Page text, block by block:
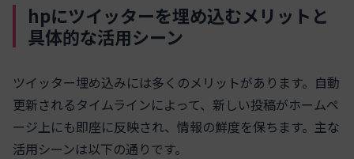
hpにツイッターを埋め込むメリットと
具体的な活用シーン
ツイッター埋め込みには多くのメリットがあります。自動
更新されるタイムラインによって、新しい投稿がホームペ
ージ上にも即座に反映され、情報の鮮度を保ちます。主な
活用シーンは以下の通りです。